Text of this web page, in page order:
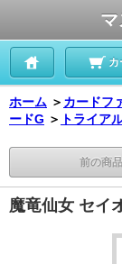
カ
ホーム ＞ カードフ
ードG ＞ トライア
前の商
魔竜仙女 セイ